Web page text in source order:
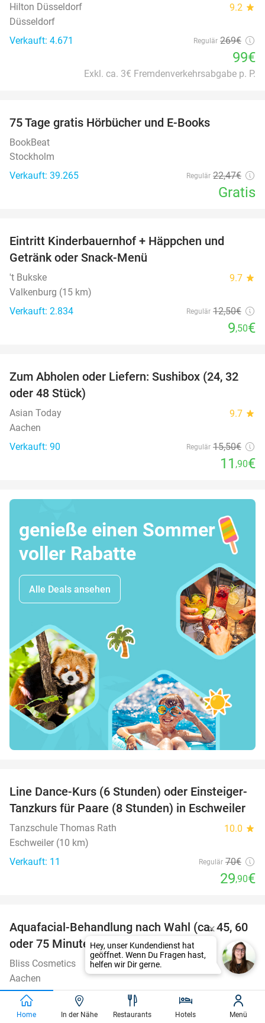
Hilton Düsseldorf 9.2 star
Düsseldorf
Verkauft: 4.671
Regulär 269€
99€
Exkl. ca. 3€ Fremdenverkehrsabgabe p. P.
75 Tage gratis Hörbücher und E-Books
BookBeat
Stockholm
Verkauft: 39.265
Regulär 22,47€
Gratis
Eintritt Kinderbauernhof + Häppchen und
Getränk oder Snack-Menü
't Bukske 9.7 star
Valkenburg (15 km)
Verkauft: 2.834
Regulär 12,50€
9,50€
23%
Zum Abholen oder Liefern: Sushibox (24, 32
oder 48 Stück)
Asian Today 9.7 star
Aachen
Verkauft: 90
Regulär 15,50€
11 ,90€
genieße einen Sommer
voller Rabatte
Alle Deals ansehen
57%
Line Dance-Kurs (6 Stunden) oder Einsteiger-
Tanzkurs für Paare (8 Stunden) in Eschweiler
Tanzschule Thomas Rath 10.0 star
Eschweiler (10 km)
Verkauft: 11
Regulär 70€
29,90€
66%
Aquafacial-Behandlung nach Wahl (ca. 45, 60
oder 75 Minuten) in Aachen
Bliss Cosmetics 9.9 star
Aachen
Verkauft: 66
89€
29,90
Home In der Nähe Restaurants Hotels Menü